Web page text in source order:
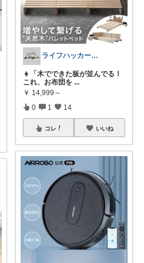
ライフハッカー🍀Beetle
👦「木でできた板が並んでる！
これ、お布団を ...
￥ 14,999～
0 1 14
コレ いいね